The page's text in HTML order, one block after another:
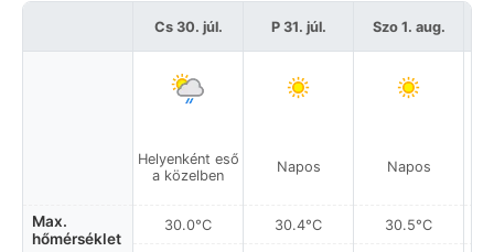
Max.
hőmérséklet
Cs 30. júl.
Helyenként eső
a közelben
30.0°C
P 31. júl.
Napos
30.4°C
Szo 1. aug.
Napos
30.5°C